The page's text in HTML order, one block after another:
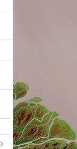
Seuraava sivu